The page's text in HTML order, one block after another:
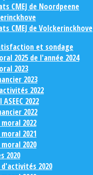
CMEJ de Noordpeene
CMEJ de Volckerinckhove
et sondage
2025 de l'année 2024
2023
2023
2022
2022
2022
2022
2021
2020
2020
2020